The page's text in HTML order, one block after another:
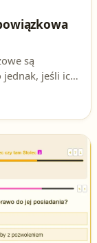
są
jednak, jeśli ich
A może czeka
są realne